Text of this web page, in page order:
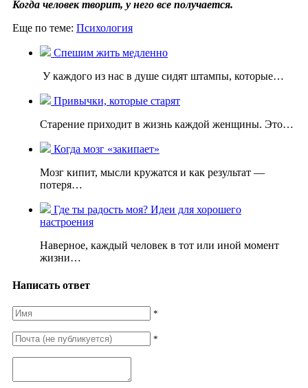
Когда человек творит, у него все получается.
Еще по теме: Психология
Спешим жить медленно
У каждого из нас в душе сидят штампы, которые…
Привычки, которые старят
Старение приходит в жизнь каждой женщины. Это…
Когда мозг «закипает»
Мозг кипит, мысли кружатся и как результат —
потеря…
Где ты радость моя? Идеи для хорошего
настроения
Наверное, каждый человек в тот или иной момент
жизни…
Написать ответ
*
*